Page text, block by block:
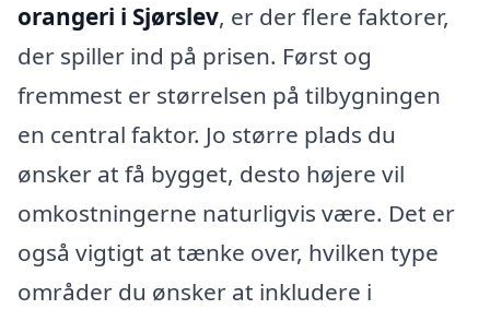
orangeri i Sjørslev, er der flere faktorer,
der spiller ind på prisen. Først og
fremmest er størrelsen på tilbygningen
en central faktor. Jo større plads du
ønsker at få bygget, desto højere vil
omkostningerne naturligvis være. Det er
også vigtigt at tænke over, hvilken type
områder du ønsker at inkludere i